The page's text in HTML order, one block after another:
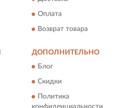
Оплата
Возврат товара
ДОПОЛНИТЕЛЬНО
Блог
Скидки
Политика
конфиденциальности